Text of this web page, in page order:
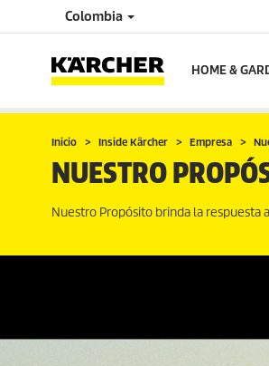
Colombia
HOME &
Inicio Inside Kärcher Empresa
NUESTRO
Nuestro Propósito brinda la